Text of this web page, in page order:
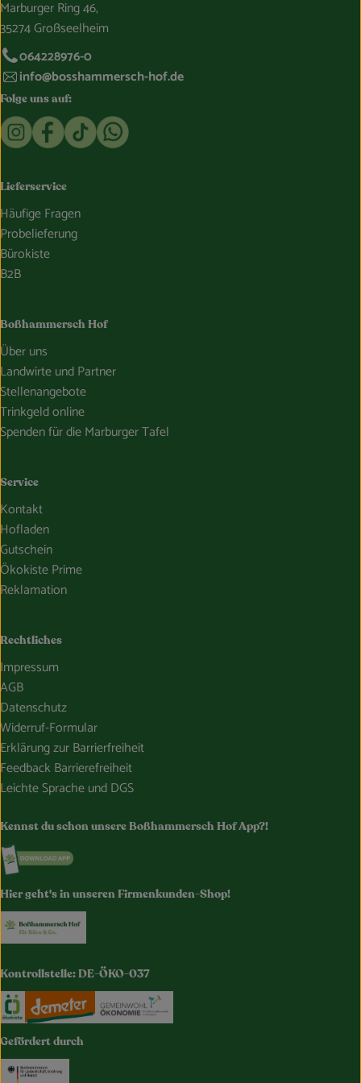
Marburger Ring 46,
35274 Großseelheim
064228976-0
info@bosshammersch-hof.de
Folge uns auf:
Externer Link zu https://www.instagram.com/
Externer Link zu https://www.facebook.com/
Externer Link zu https://www.tiktok.com/
Externer Link zu https://whatsapp.com/
Lieferservice
Häufige Fragen
Probelieferung
Bürokiste
B2B
Boßhammersch Hof
Über uns
Landwirte und Partner
Stellenangebote
Trinkgeld online
Spenden für die Marburger Tafel
Service
Kontakt
Hofladen
Gutschein
Ökokiste Prime
Reklamation
Rechtliches
Impressum
AGB
Datenschutz
Widerruf-Formular
Erklärung zur Barrierfreiheit
Feedback Barrierefreiheit
Leichte Sprache und DGS
Kennst du schon unsere Boßhammersch Hof App?!
Externer Link zu https://www.bosshammersch-
Hier geht's in unseren Firmenkunden-Shop!
Kontrollstelle: DE-ÖKO-037
Externer Link zu https://www.oekokiste.de/
Externer Link zu https://www.demeter.de/
Gefördert durch